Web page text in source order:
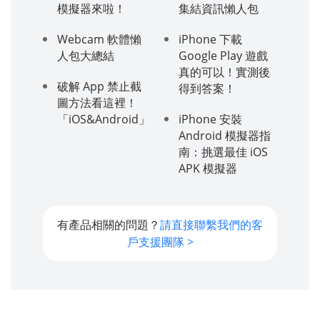
模擬器來啦！
Webcam 軟體懶
人包大總結
破解 App 禁止截
圖方法看這裡！
「iOS&Android」
集結資訊懶人包
iPhone 下載
Google Play 遊戲
真的可以！實測後
得到答案！
iPhone 安裝
Android 模擬器指
南：挑選最佳 iOS
APK 模擬器
有產品相關的問題？請直接聯繫我們的客
戶支援團隊 >